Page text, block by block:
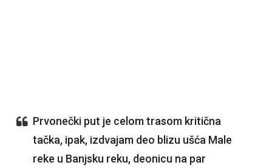
Prvonečki put je celom trasom kritična
tačka, ipak, izdvajam deo blizu ušća Male
reke u Banjsku reku, deonicu na par